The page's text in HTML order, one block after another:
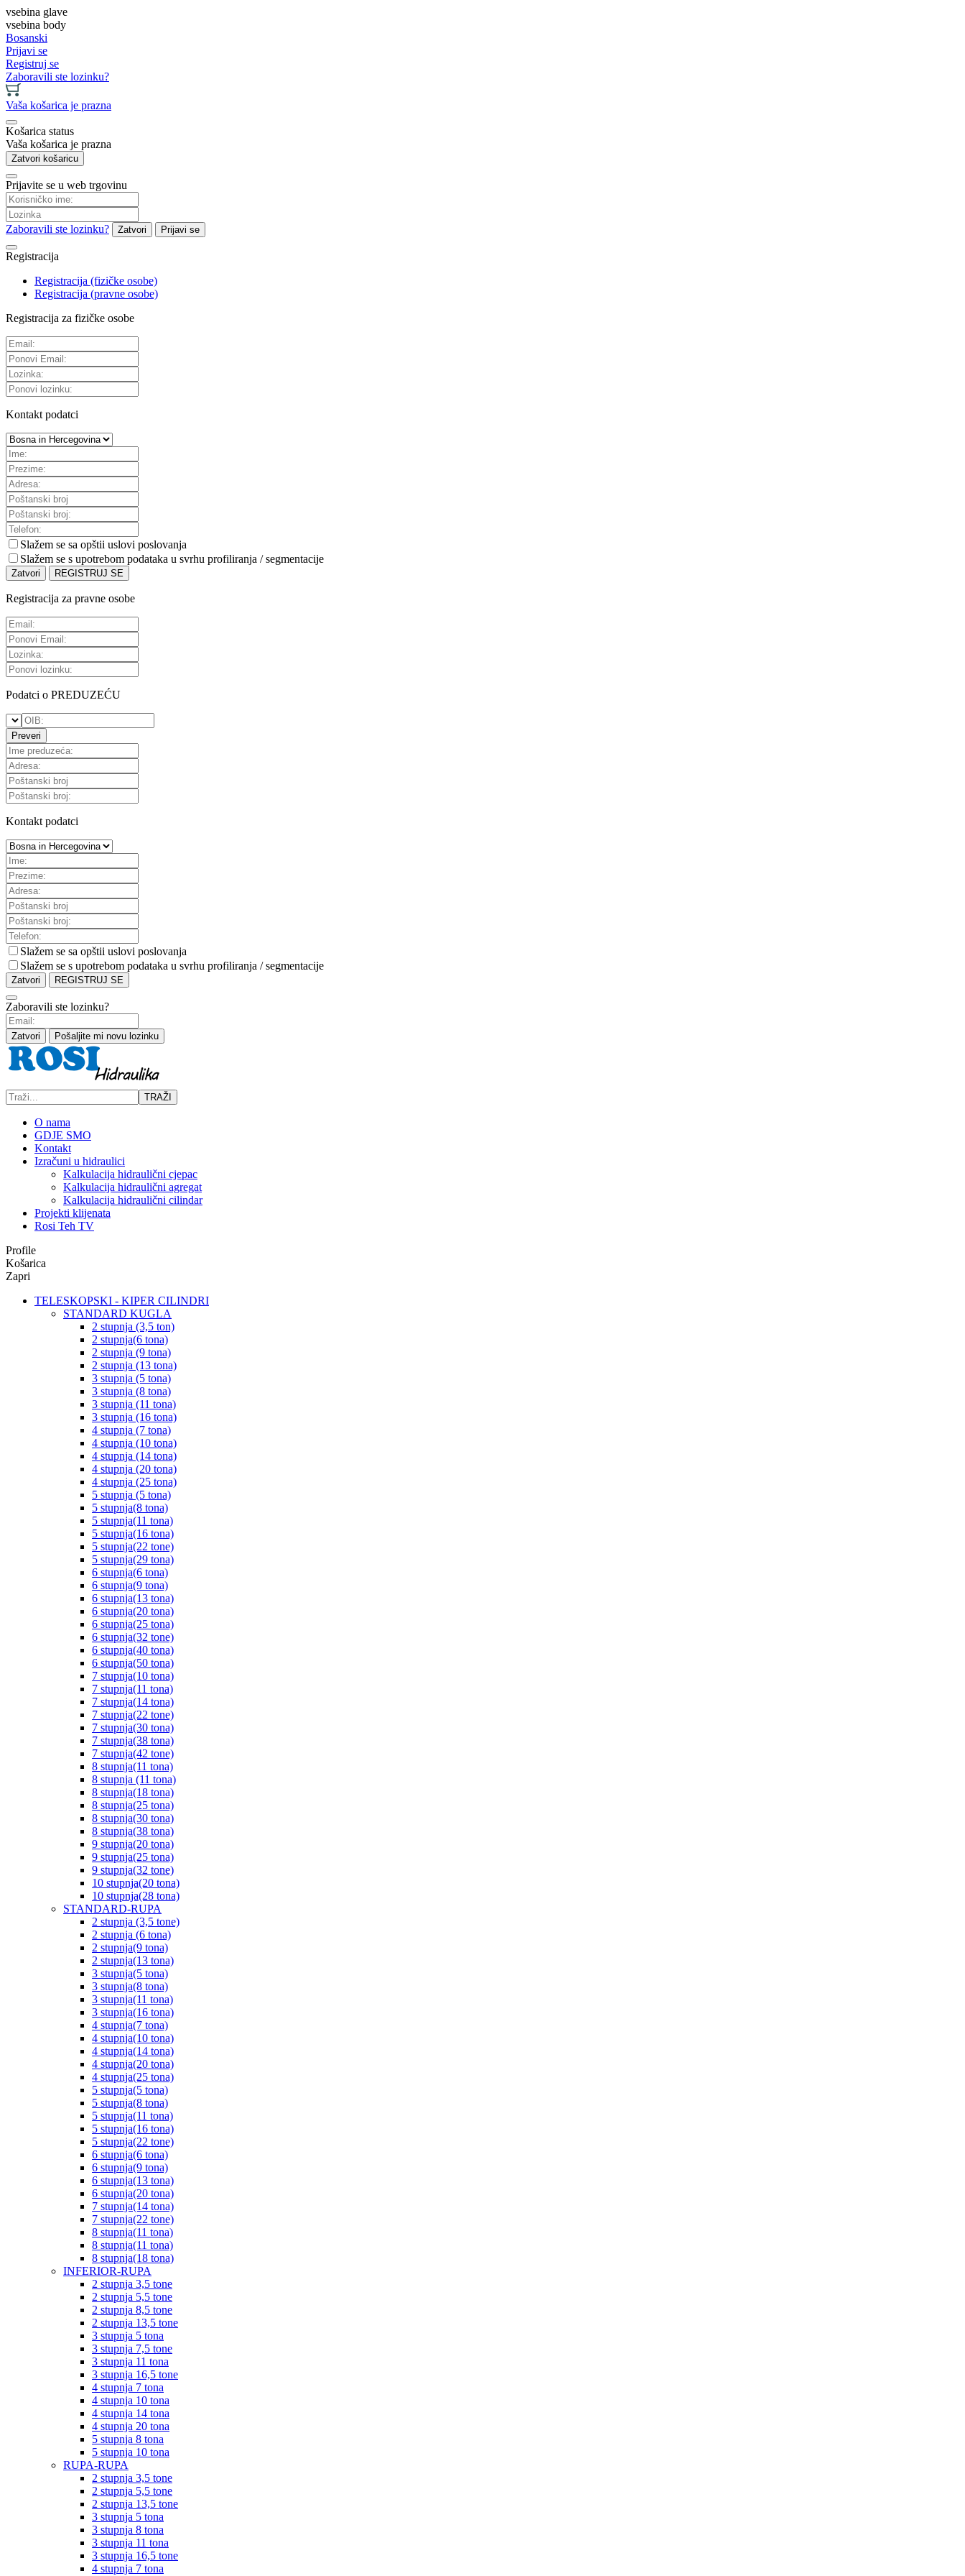
vsebina glave
vsebina body
Bosanski
Prijavi se
Registruj se
Zaboravili ste lozinku?
Vaša košarica je prazna
Košarica status
Vaša košarica je prazna
Zatvori košaricu
Prijavite se u web trgovinu
Zaboravili ste lozinku? Zatvori Prijavi se
Registracija
Registracija (fizičke osobe)
Registracija (pravne osobe)
Registracija za fizičke osobe
Kontakt podatci
Slažem se sa opštii uslovi poslovanja
Slažem se s upotrebom podataka u svrhu profiliranja / segmentacije
Zatvori REGISTRUJ SE
Registracija za pravne osobe
Podatci o PREDUZEĆU
Preveri
Kontakt podatci
Slažem se sa opštii uslovi poslovanja
Slažem se s upotrebom podataka u svrhu profiliranja / segmentacije
Zatvori REGISTRUJ SE
Zaboravili ste lozinku?
Zatvori Pošaljite mi novu lozinku
TRAŽI
O nama
GDJE SMO
Kontakt
Izračuni u hidraulici
Kalkulacija hidraulični cjepac
Kalkulacija hidraulični agregat
Kalkulacija hidraulični cilindar
Projekti klijenata
Rosi Teh TV
Profile
Košarica
Zapri
TELESKOPSKI - KIPER CILINDRI
STANDARD KUGLA
2 stupnja (3,5 ton)
2 stupnja(6 tona)
2 stupnja (9 tona)
2 stupnja (13 tona)
3 stupnja (5 tona)
3 stupnja (8 tona)
3 stupnja (11 tona)
3 stupnja (16 tona)
4 stupnja (7 tona)
4 stupnja (10 tona)
4 stupnja (14 tona)
4 stupnja (20 tona)
4 stupnja (25 tona)
5 stupnja (5 tona)
5 stupnja(8 tona)
5 stupnja(11 tona)
5 stupnja(16 tona)
5 stupnja(22 tone)
5 stupnja(29 tona)
6 stupnja(6 tona)
6 stupnja(9 tona)
6 stupnja(13 tona)
6 stupnja(20 tona)
6 stupnja(25 tona)
6 stupnja(32 tone)
6 stupnja(40 tona)
6 stupnja(50 tona)
7 stupnja(10 tona)
7 stupnja(11 tona)
7 stupnja(14 tona)
7 stupnja(22 tone)
7 stupnja(30 tona)
7 stupnja(38 tona)
7 stupnja(42 tone)
8 stupnja(11 tona)
8 stupnja (11 tona)
8 stupnja(18 tona)
8 stupnja(25 tona)
8 stupnja(30 tona)
8 stupnja(38 tona)
9 stupnja(20 tona)
9 stupnja(25 tona)
9 stupnja(32 tone)
10 stupnja(20 tona)
10 stupnja(28 tona)
STANDARD-RUPA
2 stupnja (3,5 tone)
2 stupnja (6 tona)
2 stupnja(9 tona)
2 stupnja(13 tona)
3 stupnja(5 tona)
3 stupnja(8 tona)
3 stupnja(11 tona)
3 stupnja(16 tona)
4 stupnja(7 tona)
4 stupnja(10 tona)
4 stupnja(14 tona)
4 stupnja(20 tona)
4 stupnja(25 tona)
5 stupnja(5 tona)
5 stupnja(8 tona)
5 stupnja(11 tona)
5 stupnja(16 tona)
5 stupnja(22 tone)
6 stupnja(6 tona)
6 stupnja(9 tona)
6 stupnja(13 tona)
6 stupnja(20 tona)
7 stupnja(14 tona)
7 stupnja(22 tone)
8 stupnja(11 tona)
8 stupnja(11 tona)
8 stupnja(18 tona)
INFERIOR-RUPA
2 stupnja 3,5 tone
2 stupnja 5,5 tone
2 stupnja 8,5 tone
2 stupnja 13,5 tone
3 stupnja 5 tona
3 stupnja 7,5 tone
3 stupnja 11 tona
3 stupnja 16,5 tone
4 stupnja 7 tona
4 stupnja 10 tona
4 stupnja 14 tona
4 stupnja 20 tona
5 stupnja 8 tona
5 stupnja 10 tona
RUPA-RUPA
2 stupnja 3,5 tone
2 stupnja 5,5 tone
2 stupnja 13,5 tone
3 stupnja 5 tona
3 stupnja 8 tona
3 stupnja 11 tona
3 stupnja 16,5 tone
4 stupnja 7 tona